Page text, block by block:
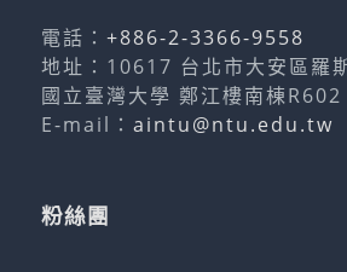
電話： +886-2-3366-9558
地址：10617 台北市大安區羅
國立臺灣大學 鄭江樓南棟R602
E-mail： aintu@ntu.edu.tw
響
粉絲團